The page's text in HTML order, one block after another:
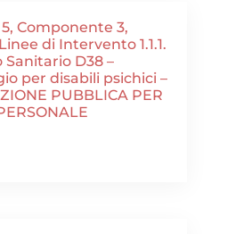
Componente 3,
di Intervento 1.1.1.
D38 –
per disabili psichici –
PUBBLICA PER